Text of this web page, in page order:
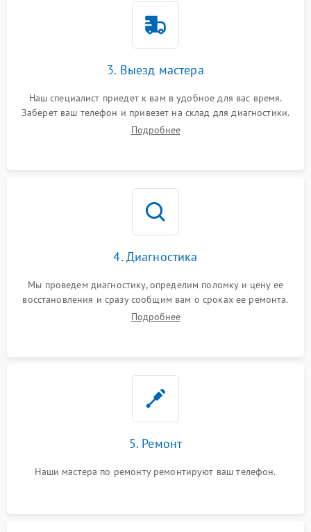
3. Выезд мастера
Наш специалист приедет к вам в удобное для вас время.
Заберет ваш телефон и привезет на склад для диагностики.
Подробнее
4. Диагностика
Мы проведем диагностику, определим поломку и цену ее
восстановления и сразу сообщим вам о сроках ее ремонта.
Подробнее
5. Ремонт
Наши мастера по ремонту ремонтируют ваш телефон.